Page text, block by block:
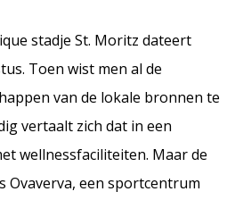
stadje St. Moritz dateert
Toen wist men al de
van de lokale bronnen te
vertaalt zich dat in een
wellnessfaciliteiten. Maar de
Ovaverva, een sportcentrum